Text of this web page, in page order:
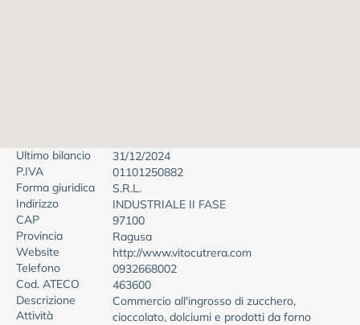
Ultimo bilancio
31/12/2024
P.IVA
01101250882
Forma giuridica
S.R.L.
Indirizzo
INDUSTRIALE II FASE
CAP
97100
Provincia
Ragusa
Website
http://www.vitocutrera.com
Telefono
0932668002
Cod. ATECO
463600
Descrizione
Attività
Commercio all'ingrosso di zucchero,
cioccolato, dolciumi e prodotti da forno